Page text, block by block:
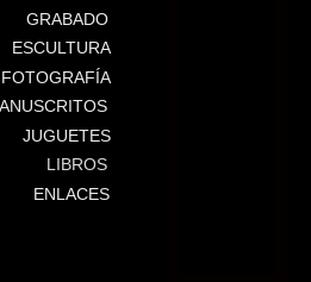
GRABADO
ESCULTURA
FOTOGRAFÍA
JUGUETES
LIBROS
ENLACES